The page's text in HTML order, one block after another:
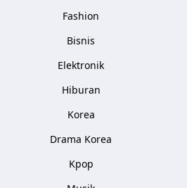
Fashion
Bisnis
Elektronik
Hiburan
Korea
Drama Korea
Kpop